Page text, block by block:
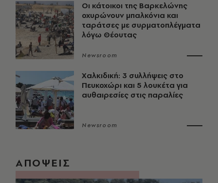
Οι κάτοικοι της Βαρκελώνης
οχυρώνουν μπαλκόνια και
ταράτσες με συρματοπλέγματα
λόγω Θέουτας
Newsroom
Χαλκιδική: 3 συλλήψεις στο
Πευκοχώρι και 5 λουκέτα για
αυθαιρεσίες στις παραλίες
Newsroom
ΑΠΟΨΕΙΣ